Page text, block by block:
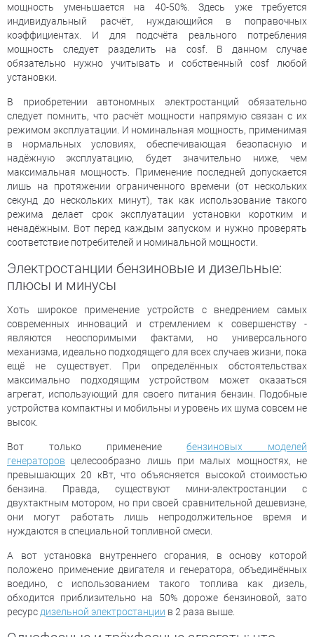
мощность уменьшается на 40-50%. Здесь уже требуется
индивидуальный расчёт, нуждающийся в поправочных
коэффициентах. И для подсчёта реального потребления
мощность следует разделить на cosf. В данном случае
обязательно нужно учитывать и собственный cosf любой
установки.
В приобретении автономных электростанций обязательно
следует помнить, что расчёт мощности напрямую связан с их
режимом эксплуатации. И номинальная мощность, применимая
в нормальных условиях, обеспечивающая безопасную и
надёжную эксплуатацию, будет значительно ниже, чем
максимальная мощность. Применение последней допускается
лишь на протяжении ограниченного времени (от нескольких
секунд до нескольких минут), так как использование такого
режима делает срок эксплуатации установки коротким и
ненадёжным. Вот перед каждым запуском и нужно проверять
соответствие потребителей и номинальной мощности.
Электростанции бензиновые и дизельные:
плюсы и минусы
Хоть широкое применение устройств с внедрением самых
современных инноваций и стремлением к совершенству -
являются неоспоримыми фактами, но универсального
механизма, идеально подходящего для всех случаев жизни, пока
ещё не существует. При определённых обстоятельствах
максимально подходящим устройством может оказаться
агрегат, использующий для своего питания бензин. Подобные
устройства компактны и мобильны и уровень их шума совсем не
высок.
Вот только применениебензиновых моделей
генераторов целесообразно лишь при малых мощностях, не
превышающих 20 кВт, что объясняется высокой стоимостью
бензина. Правда, существуют мини-электростанции с
двухтактным мотором, но при своей сравнительной дешевизне,
они могут работать лишь непродолжительное время и
нуждаются в специальной топливной смеси.
А вот установка внутреннего сгорания, в основу которой
положено применение двигателя и генератора, объединённых
воедино, с использованием такого топлива как дизель,
обходится приблизительно на 50% дороже бензиновой, зато
ресурс дизельной электростанции в 2 раза выше.